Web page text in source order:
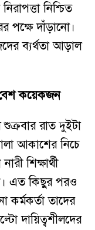
নিশ্চিত
পক্ষে দাঁড়ানো।
ব্যর্থতা আড়াল
কয়েকজন
রাত দুইটা
আকাশের নিচে
শিক্ষার্থী
এত কিছুর পরও
কর্মকর্তা তাদের
দায়িত্বশীলদের